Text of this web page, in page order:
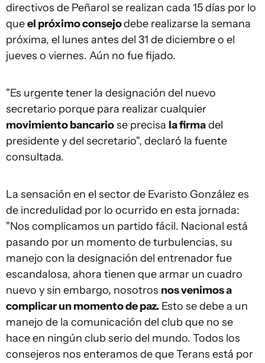
directivos de Peñarol se realizan cada 15 días por lo
queel próximo consejodebe realizarse la semana
próxima, el lunes antes del 31 de diciembre o el
jueves o viernes. Aún no fue fijado.
"Es urgente tener la designación del nuevo
secretario porque para realizar cualquier
movimiento bancariose precisa la firmadel
presidente y del secretario", declaró la fuente
consultada.
La sensación en el sector de Evaristo González es
de incredulidad por lo ocurrido en esta jornada:
"Nos complicamos un partido fácil. Nacional está
pasando por un momento de turbulencias, su
manejo con la designación del entrenador fue
escandalosa, ahora tienen que armar un cuadro
nuevo y sin embargo, nosotros nos venimos a
complicar un momento de paz. Esto se debe a un
manejo de la comunicación del club que no se
hace en ningún club serio del mundo. Todos los
consejeros nos enteramos de que Terans está por